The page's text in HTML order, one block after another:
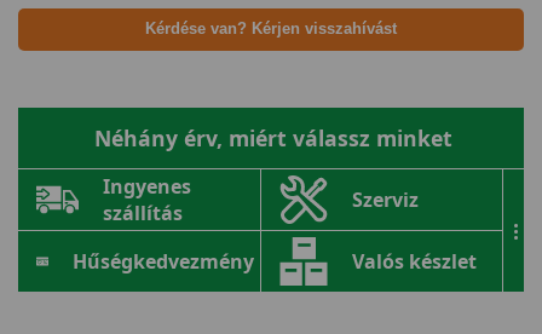
Kérdése van? Kérjen visszahívást
Néhány érv, miért válassz minket
Ingyenes
szállítás
Szerviz
Hűségkedvezmény Valós készlet
...